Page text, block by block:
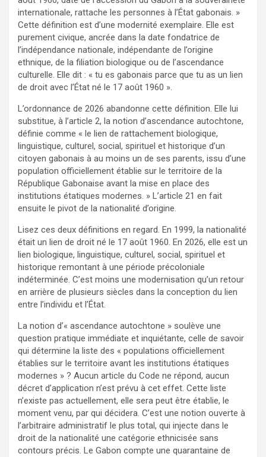
internationale, rattache les personnes à l’État gabonais. »
Cette définition est d’une modernité exemplaire. Elle est
purement civique, ancrée dans la date fondatrice de
l’indépendance nationale, indépendante de l’origine
ethnique, de la filiation biologique ou de l’ascendance
culturelle. Elle dit : « tu es gabonais parce que tu as un lien
de droit avec l’État né le 17 août 1960 ».
L’ordonnance de 2026 abandonne cette définition. Elle lui
substitue, à l’article 2, la notion d’ascendance autochtone,
définie comme « le lien de rattachement biologique,
linguistique, culturel, social, spirituel et historique d’un
citoyen gabonais à au moins un de ses parents, issu d’une
population officiellement établie sur le territoire de la
République Gabonaise avant la mise en place des
institutions étatiques modernes. » L’article 21 en fait
ensuite le pivot de la nationalité d’origine.
Lisez ces deux définitions en regard. En 1999, la nationalité
était un lien de droit né le 17 août 1960. En 2026, elle est un
lien biologique, linguistique, culturel, social, spirituel et
historique remontant à une période précoloniale
indéterminée. C’est moins une modernisation qu’un retour
en arrière de plusieurs siècles dans la conception du lien
entre l’individu et l’État.
La notion d’« ascendance autochtone » soulève une
question pratique immédiate et inquiétante, celle de savoir
qui détermine la liste des « populations officiellement
établies sur le territoire avant les institutions étatiques
modernes » ? Aucun article du Code ne répond, aucun
décret d’application n’est prévu à cet effet. Cette liste
n’existe pas actuellement, elle sera peut être établie, le
moment venu, par qui décidera. C’est une notion ouverte à
l’arbitraire administratif le plus total, qui injecte dans le
droit de la nationalité une catégorie ethnicisée sans
contours précis. Le Gabon compte une quarantaine de